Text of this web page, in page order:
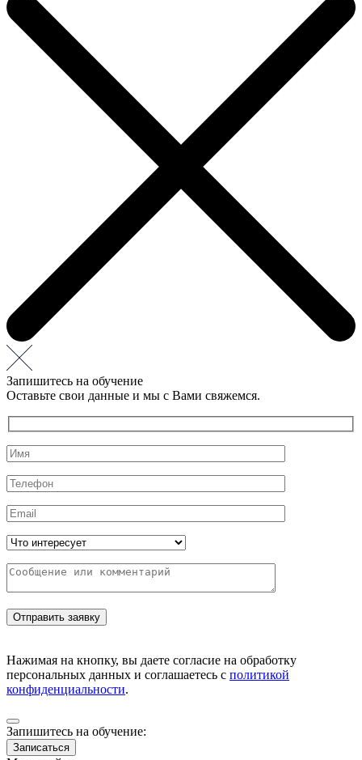
Запишитесь на обучение
Оставьте свои данные и мы с Вами свяжемся.
Нажимая на кнопку, вы даете согласие на обработку
персональных данных и соглашаетесь с политикой
конфиденциальности.
Запишитесь на обучение:
Записаться